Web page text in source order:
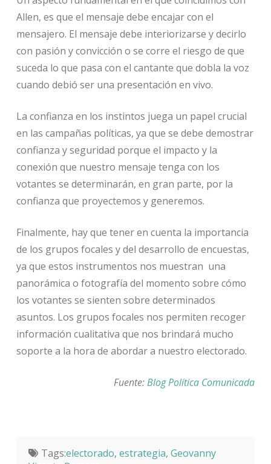
Allen, es que el mensaje debe encajar con el
mensajero. El mensaje debe interiorizarse y decirlo
con pasión y convicción o se corre el riesgo de que
suceda lo que pasa con el cantante que dobla la voz
cuando debió ser una presentación en vivo.
La confianza en los instintos juega un papel crucial
en las campañas políticas, ya que se debe demostrar
confianza y seguridad porque el impacto y la
conexión que nuestro mensaje tenga con los
votantes se determinarán, en gran parte, por la
confianza que proyectemos y generemos.
Finalmente, hay que tener en cuenta la importancia
de los grupos focales y del desarrollo de encuestas,
ya que estos instrumentos nos muestran una
panorámica o fotografía del momento sobre cómo
los votantes se sienten sobre determinados
asuntos. Los grupos focales nos permiten recoger
información cualitativa que nos brindará mucho
soporte a la hora de abordar a nuestro electorado.
Fuente:Blog Política Comunicada
Tags:electorado, estrategia, Geovanny